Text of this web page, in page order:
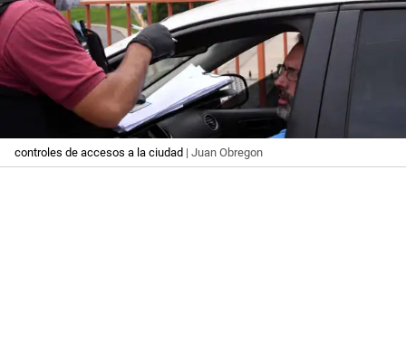
controles de accesos a la ciudad | Juan Obregon